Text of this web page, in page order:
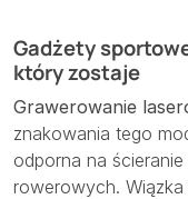
Gadżety
który zostaje
Grawerowanie
znakowania tego
odporna na
rowerowych. Wiązka